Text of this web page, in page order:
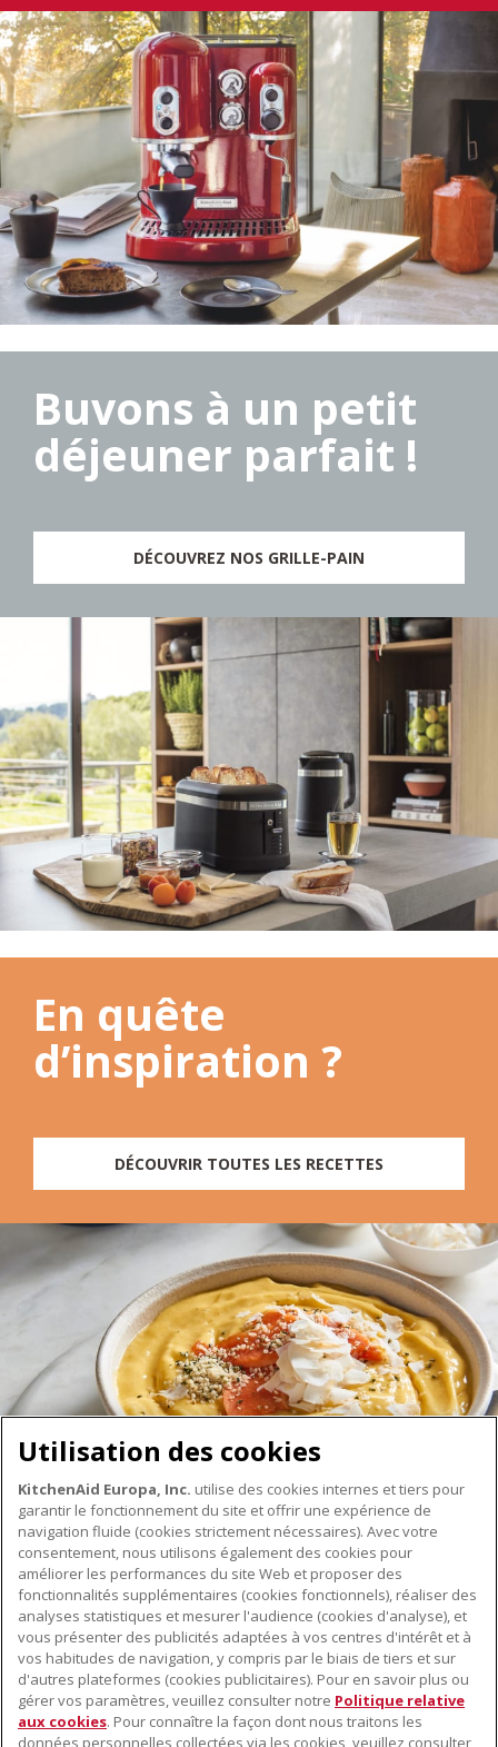
Buvons à un petit
déjeuner parfait !
DÉCOUVREZ NOS GRILLE-PAIN
En quête
d’inspiration ?
DÉCOUVRIR TOUTES LES RECETTES
À PROPOS DE KITCHENAID
À propos de KitchenAid
Histoire de la marque
Communiqués de presse
ODR
NOS PRODUITS
Petits électroménagers
Matériel de cuisine
SERVICE CLIENT
Utilisation des cookies
KitchenAid Europa, Inc. utilise des cookies internes et tiers pour
garantir le fonctionnement du site et offrir une expérience de
navigation fluide (cookies strictement nécessaires). Avec votre
consentement, nous utilisons également des cookies pour
améliorer les performances du site Web et proposer des
fonctionnalités supplémentaires (cookies fonctionnels), réaliser des
analyses statistiques et mesurer l'audience (cookies d'analyse), et
vous présenter des publicités adaptées à vos centres d'intérêt et à
vos habitudes de navigation, y compris par le biais de tiers et sur
d'autres plateformes (cookies publicitaires). Pour en savoir plus ou
gérer vos paramètres, veuillez consulter notre Politique relative
aux cookies. Pour connaître la façon dont nous traitons les